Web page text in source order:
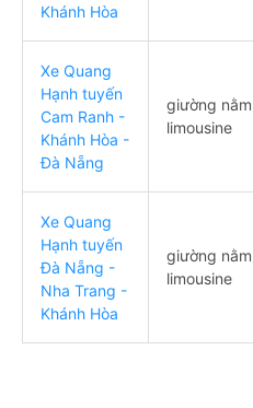
Khánh Hòa
Xe Quang
Hạnh tuyến
Cam Ranh -
Khánh Hòa -
Đà Nẵng
giường
limousine
Xe Quang
Hạnh tuyến
Đà Nẵng -
Nha Trang -
Khánh Hòa
giường
limousine